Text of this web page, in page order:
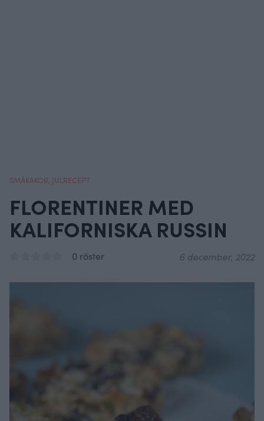
SMÅKAKOR JULRECEPT
FLORENTINER MED
KALIFORNISKA RUSSIN
0 röster 6 december, 2022